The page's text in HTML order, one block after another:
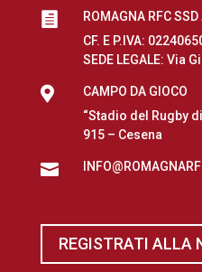

ROMAGNA RFC SSD
CF. E P.IVA:
SEDE LEGALE: Via

CAMPO DA GIOCO
“Stadio del Rugby
915 – Cesena

REGISTRATI ALLA